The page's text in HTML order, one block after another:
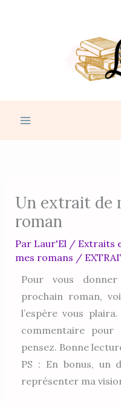
Un extrait de
roman
Par Laur'El / Extraits
mes romans /
Pour vous
prochain roman,
l’espère vous
commentaire
pensez. Bonne
PS : En bonus, un
représenter ma